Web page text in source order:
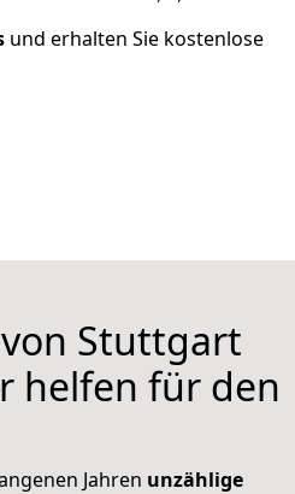
und erhalten Sie kostenlose
Stuttgart
helfen für den
Jahren unzählige